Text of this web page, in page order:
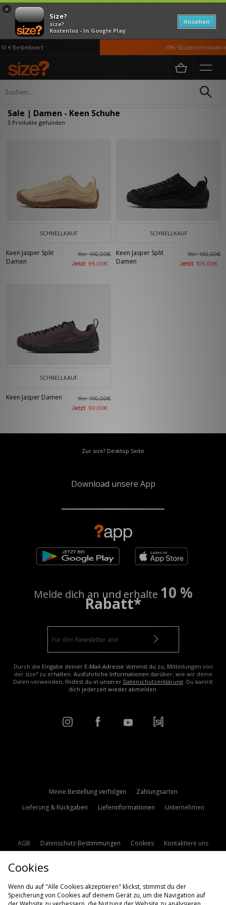
×
Size?
size?
Kostenlos - In Google Play
Ansehen
€ Bestellwert 10% Studentenrabatt
Home Damen
Sale | Damen - Keen Schuhe
3 Produkte gefunden
SCHNELLKAUF
Keen Jasper Split
Damen
War140,00€
Jetzt 95,00€
SCHNELLKAUF
Keen Jasper Split
Damen
War140,00€
Jetzt 105,00€
SCHNELLKAUF
Keen Jasper Damen War140,00€
Jetzt 90,00€
Zur size? Desktop Seite
Download unsere App
Melde dich an und erhalte 10 %
Rabatt*
Durch die Eingabe deiner E-Mail-Adresse stimmst du zu, Mitteilungen von
der size? zu erhalten. Ausführliche Informationen darüber, wie wir deine
Daten verwenden, findest du in unserer Datenschutzerklärung. Du kannst
dich jederzeit wieder abmelden.
Meine Bestellung verfolgen
Zahlungsarten
Lieferung & Rückgaben
Lieferinformationen Unternehmen
AGB Datenschutz-Bestimmungen Cookies
Kontaktiere uns
Cookies
Wenn du auf "Alle Cookies akzeptieren" klickst, stimmst du der
Speicherung von Cookies auf deinem Gerät zu, um die Navigation auf